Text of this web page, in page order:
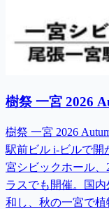
樹祭 一宮 2026
樹祭 一宮 2026
駅前ビル i-ビルで開
宮シビックホール
ラスでも開催。国
和し、秋の一宮で